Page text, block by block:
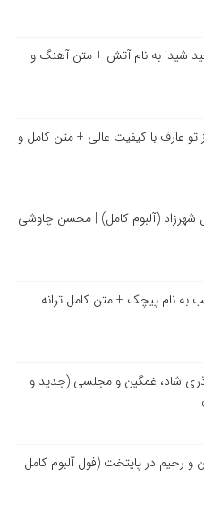
شیدا به نام آتش + متن آهنگ و
تو عارف با کیفیت عالی + متن کامل و
شهرزاد (آلبوم کامل) | محسن چاوشی
به نام پیچک + متن کامل ترانه
شاد، غمگین و مجلسی (جدید و
و رحیم در پایتخت (فول آلبوم کامل